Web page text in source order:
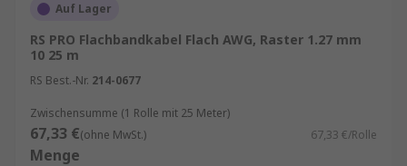
Geschirmt oder ungeschirmt
Nachhaltige Produkte: Unsere Better-
World-Flachbandkabel und -kabelstecker.
Auf Lager
RS PRO Flachbandkabel Flach AWG, Raster 1.27 mm
10 25 m
RS Best.-Nr. 214-0677
Zwischensumme (1 Rolle mit 25 Meter)
67,33 €(ohne MwSt.) 67,33 €/Rolle
Menge